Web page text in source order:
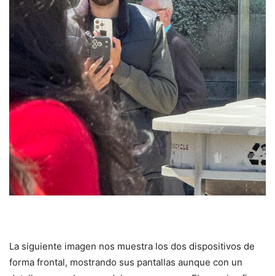
La siguiente imagen nos muestra los dos dispositivos de
forma frontal, mostrando sus pantallas aunque con un